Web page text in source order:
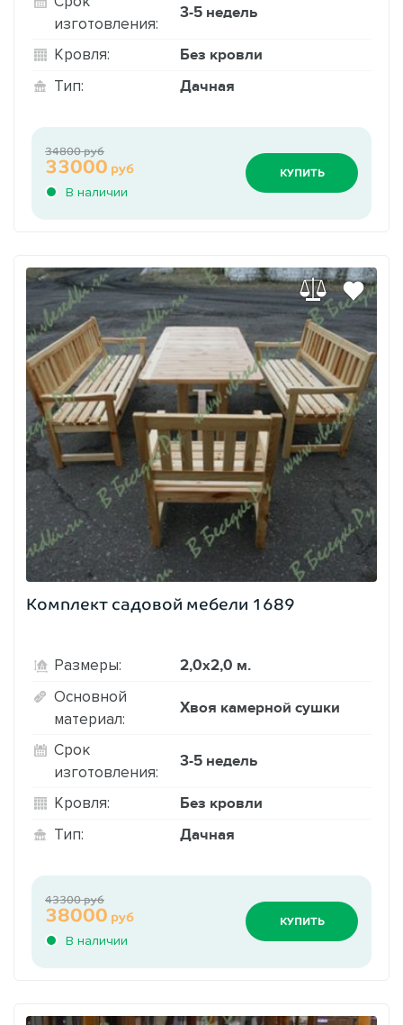
изготовления:
3-5 недель
Кровля: Без кровли
Тип: Дачная
В наличии
33000 руб
34800 руб
КУПИТЬ
Комплект садовой мебели 1689
Размеры: 2,0х2,0 м.
Основной
материал:
Хвоя камерной сушки
Срок
изготовления:
3-5 недель
Кровля: Без кровли
Тип: Дачная
В наличии
38000 руб
43300 руб
КУПИТЬ